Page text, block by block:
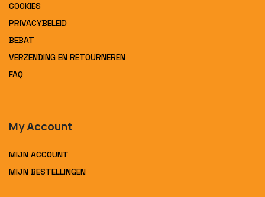
COOKIES
PRIVACYBELEID
BEBAT
VERZENDING EN RETOURNEREN
FAQ
My Account
MIJN ACCOUNT
MIJN BESTELLINGEN